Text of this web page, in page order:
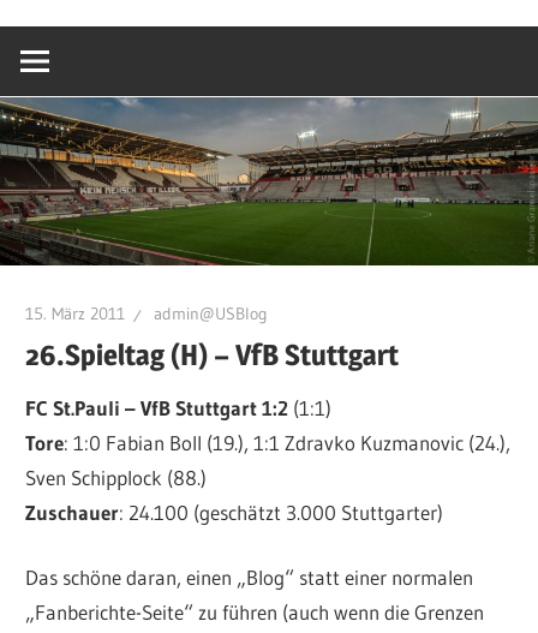
15. März 2011 admin@USBlog
26.Spieltag (H) – VfB Stuttgart
FC St.Pauli – VfB Stuttgart 1:2 (1:1)
Tore: 1:0 Fabian Boll (19.), 1:1 Zdravko Kuzmanovic (24.),
Sven Schipplock (88.)
Zuschauer: 24.100 (geschätzt 3.000 Stuttgarter)
Das schöne daran, einen „Blog“ statt einer normalen
„Fanberichte-Seite“ zu führen (auch wenn die Grenzen